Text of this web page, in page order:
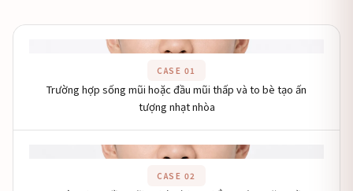
Khu vực hình ảnh
CASE 01
Trường hợp sống mũi hoặc đầu mũi thấp và to bè tạo ấn
tượng nhạt nhòa
Khu vực hình ảnh
CASE 02